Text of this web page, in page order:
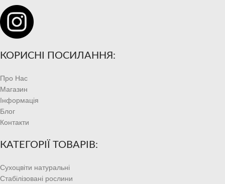
КОРИСНІ ПОСИЛАННЯ:
Про Нас
Магазин
Інформація
Блог
Контакти
КАТЕГОРІЇ ТОВАРІВ:
Сухоцвіти натуральні
Стабілізовані рослини